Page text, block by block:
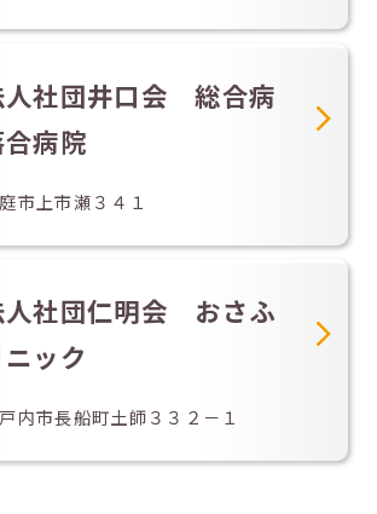
人社団井口会 総合病
病院
市上市瀬３４１
人社団仁明会 おさふ
ック
内市長船町土師３３２－１